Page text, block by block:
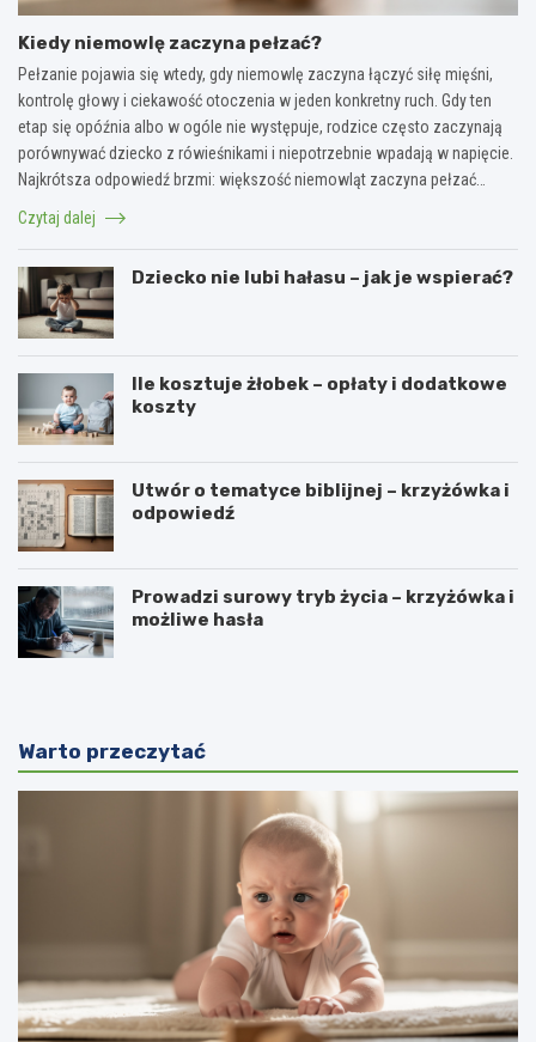
Kiedy niemowlę zaczyna pełzać?
Pełzanie pojawia się wtedy, gdy niemowlę zaczyna łączyć siłę mięśni,
kontrolę głowy i ciekawość otoczenia w jeden konkretny ruch. Gdy ten
etap się opóźnia albo w ogóle nie występuje, rodzice często zaczynają
porównywać dziecko z rówieśnikami i niepotrzebnie wpadają w napięcie.
Najkrótsza odpowiedź brzmi: większość niemowląt zaczyna pełzać…
Czytaj dalej
Dziecko nie lubi hałasu – jak je wspierać?
Ile kosztuje żłobek – opłaty i dodatkowe
koszty
Utwór o tematyce biblijnej – krzyżówka i
odpowiedź
Prowadzi surowy tryb życia – krzyżówka i
możliwe hasła
Warto przeczytać